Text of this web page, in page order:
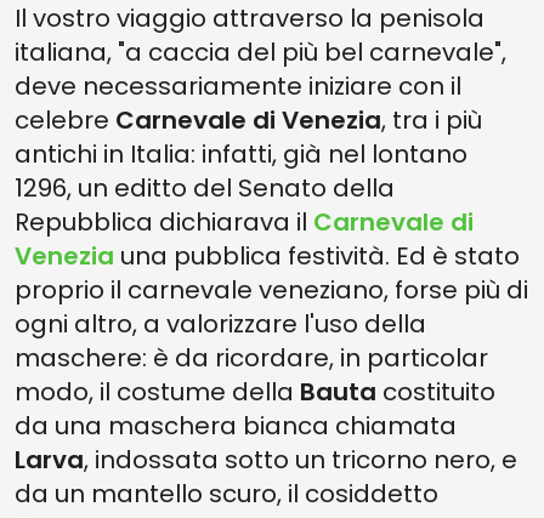
Il vostro viaggio attraverso la penisola
italiana, "a caccia del più bel carnevale",
deve necessariamente iniziare con il
celebre Carnevale di Venezia, tra i più
antichi in Italia: infatti, già nel lontano
1296, un editto del Senato della
Repubblica dichiarava il Carnevale di
Venezia una pubblica festività. Ed è stato
proprio il carnevale veneziano, forse più di
ogni altro, a valorizzare l'uso della
maschere: è da ricordare, in particolar
modo, il costume della Bauta costituito
da una maschera bianca chiamata
Larva, indossata sotto un tricorno nero, e
da un mantello scuro, il cosiddetto